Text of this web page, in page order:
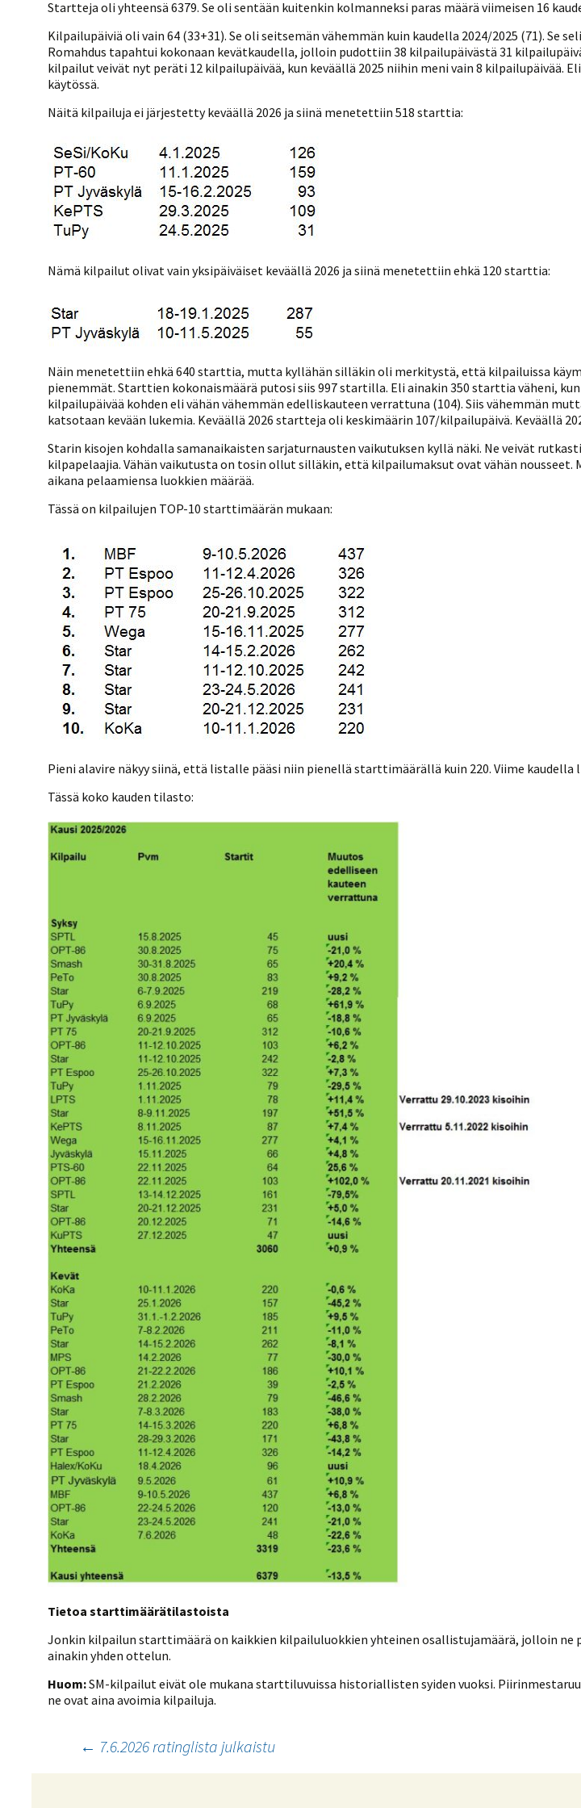
Valiokunnat
Strategia 2025-2030
Vastuullisuus
Ilmoita epäasiallisesta
käytöksestä
NETU in English
Tietosuoja
ohjeet
Rating-artikkelit
Rating-manuaali
Sarjatiedotteet
Pelipaikat ja
Seurasiirrot
Kisajärjestäjien
dokumentit
EU-Erasmus:
Startteja oli yhteensä 6379. Se oli sentään kuitenkin kolmanneksi paras määrä viimeisen 16
Kilpailupäiviä oli vain 64 (33+31). Se oli seitsemän vähemmän kuin kaudella 2024/2025 (71). Se
Romahdus tapahtui kokonaan kevätkaudella, jolloin pudottiin 38 kilpailupäivästä 31
kilpailut veivät nyt peräti 12 kilpailupäivää, kun keväällä 2025 niihin meni vain 8 kilpailupäivää.
käytössä.
Näitä kilpailuja ei järjestetty keväällä 2026 ja siinä menetettiin 518 starttia:
Nämä kilpailut olivat vain yksipäiväiset keväällä 2026 ja siinä menetettiin ehkä 120 starttia:
Näin menetettiin ehkä 640 starttia, mutta kyllähän silläkin oli merkitystä, että kilpailuissa
pienemmät. Starttien kokonaismäärä putosi siis 997 startilla. Eli ainakin 350 starttia väheni,
kilpailupäivää kohden eli vähän vähemmän edelliskauteen verrattuna (104). Siis vähemmän
katsotaan kevään lukemia. Keväällä 2026 startteja oli keskimäärin 107/kilpailupäivä. Keväällä
Starin kisojen kohdalla samanaikaisten sarjaturnausten vaikutuksen kyllä näki. Ne veivät
kilpapelaajia. Vähän vaikutusta on tosin ollut silläkin, että kilpailumaksut ovat vähän nousseet.
aikana pelaamiensa luokkien määrää.
Tässä on kilpailujen TOP-10 starttimäärän mukaan:
Pieni alavire näkyy siinä, että listalle pääsi niin pienellä starttimäärällä kuin 220. Viime
Tässä koko kauden tilasto:
Tietoa starttimäärätilastoista
Jonkin kilpailun starttimäärä on kaikkien kilpailuluokkien yhteinen osallistujamäärä, jolloin ne
ainakin yhden ottelun.
Huom:SM-kilpailut eivät ole mukana starttiluvuissa historiallisten syiden vuoksi.
ne ovat aina avoimia kilpailuja.
Artikkelien
selaus
← 7.6.2026 ratinglista julkaistu